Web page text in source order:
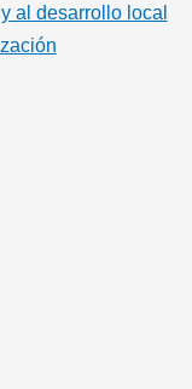
al desarrollo local